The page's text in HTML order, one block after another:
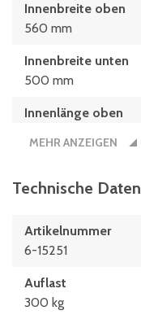
Innenbreite oben
560 mm
Innenbreite unten
500 mm
Innenlänge oben
682 mm
800 mm
289 mm
MEHR ANZEIGEN
Technische Daten
Artikelnummer
6-15251
Auflast
300 kg